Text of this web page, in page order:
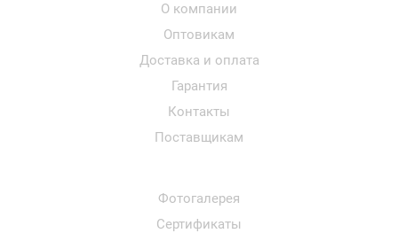
О компании
Оптовикам
Доставка и оплата
Гарантия
Контакты
Поставщикам
Фотогалерея
Сертификаты